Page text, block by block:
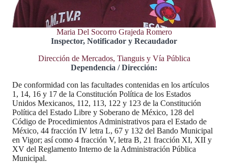
Maria Del Socorro Grajeda Romero
Inspector, Notificador y Recaudador
Dirección de Mercados, Tianguis y Vía Pública
Dependencia / Dirección:
De conformidad con las facultades contenidas en los artículos
1, 14, 16 y 17 de la Constitución Política de los Estados
Unidos Mexicanos, 112, 113, 122 y 123 de la Constitución
Política del Estado Libre y Soberano de México, 128 del
Código de Procedimientos Administrativos para el Estado de
México, 44 fracción IV letra L, 67 y 132 del Bando Municipal
en Vigor; así como 4 fracción V, letra B, 21 fracción XI, XII y
XV del Reglamento Interno de la Administración Pública
Municipal.